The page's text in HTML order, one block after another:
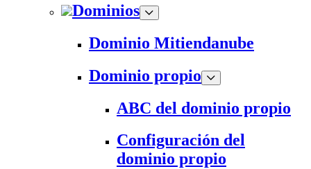
Dominios
Dominio Mitiendanube
Dominio propio
ABC del dominio propio
Configuración del
dominio propio